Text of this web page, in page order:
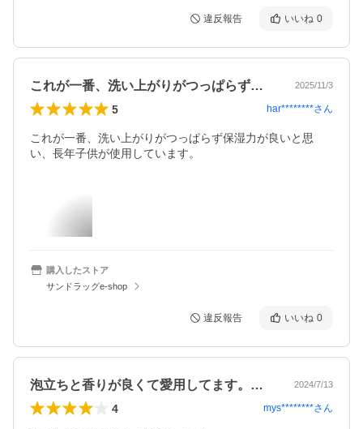
違反報告 いいね 0
これが一番、洗い上がりがつっぱらず保湿… 2025/11/3
5 har********さん
これが一番、洗い上がりがつっぱらず保湿力が良いと思
い、長年子供が使用しています。
購入したストア
サンドラッグe-shop
違反報告 いいね 0
泡立ちと香りが良くて愛用してます。違う… 2024/7/13
4 mys********さん